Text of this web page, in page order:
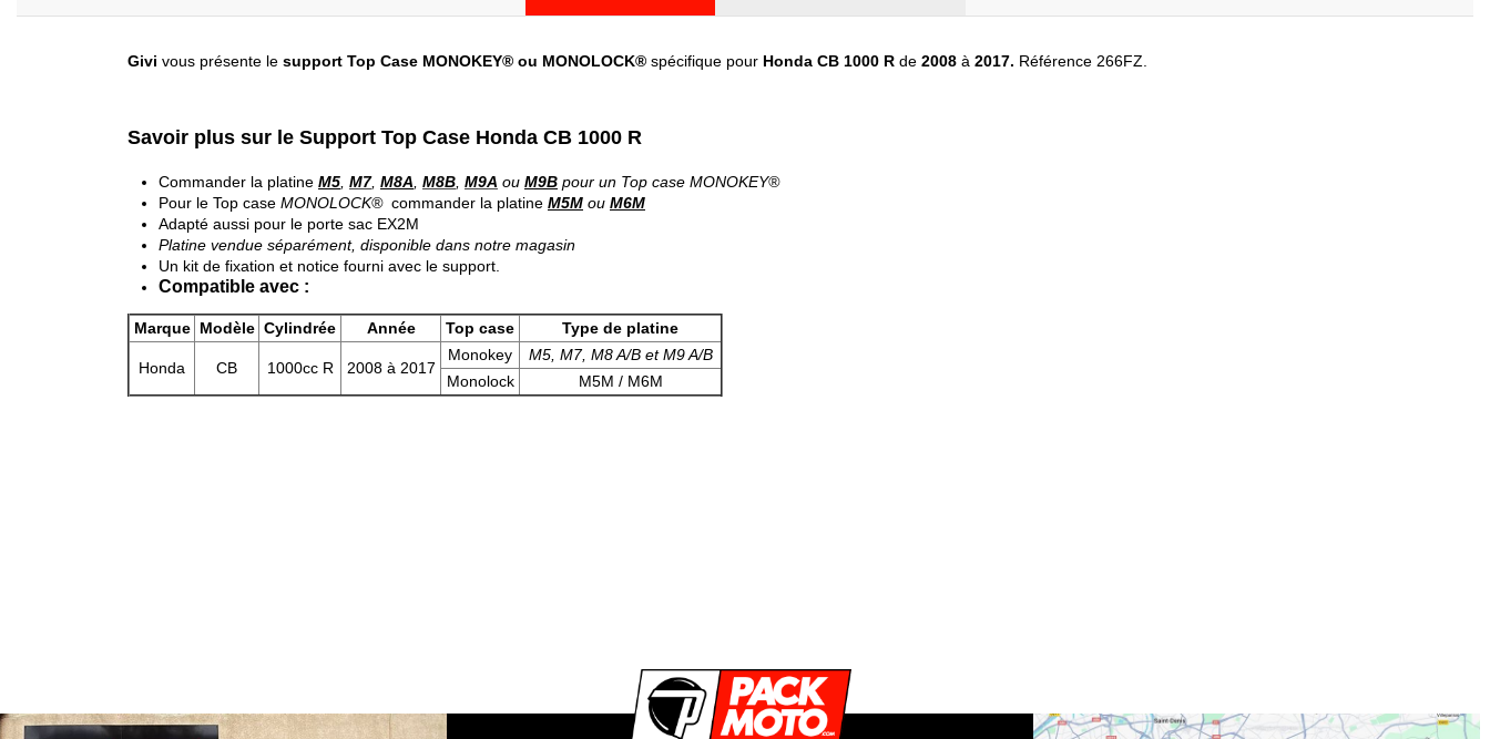
Givi vous présente le support Top Case MONOKEY® ou MONOLOCK® spécifique pour Honda CB 1000 R de 2008 à 2017. Référence 266FZ.
Savoir plus sur le Support Top Case Honda CB 1000 R
Commander la platine M5 M7, M8A M8B M9A ou M9B pour un Top case MONOKEY®
Pour le Top case MONOLOCK® commander la platine M5M ou M6M
Adapté aussi pour le porte sac EX2M
Platine vendue séparément, disponible dans notre magasin
Un kit de fixation et notice fourni avec le support.
Compatible avec :
Marque Modèle Cylindrée Année Top case Type de platine
Honda CB 1000cc R 2008 à 2017
Monokey
M5, M7, M8 A/B et M9 A/B
Monolock
M5M / M6M